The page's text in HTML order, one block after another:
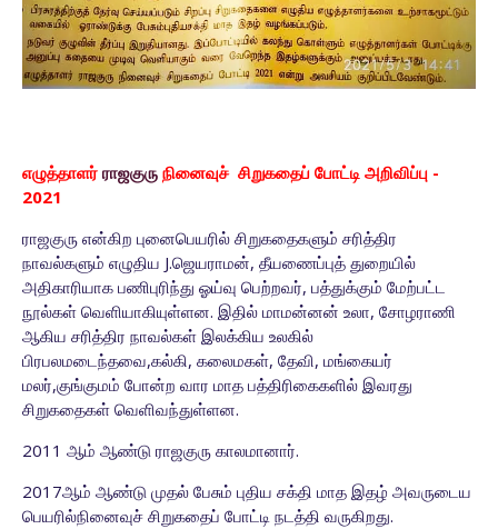
எழுத்தாளர் ராஜகுரு நினைவுச் சிறுகதைப் போட்டி அறிவிப்பு -
2021
ராஜகுரு என்கிற புனைபெயரில் சிறுகதைகளும் சரித்திர
நாவல்களும் எழுதிய J.ஜெயராமன், தீயணைப்புத் துறையில்
அதிகாரியாக பணிபுரிந்து ஓய்வு பெற்றவர், பத்துக்கும் மேற்பட்ட
நூல்கள் வெளியாகியுள்ளன. இதில் மாமன்னன் உலா, சோழராணி
ஆகிய சரித்திர நாவல்கள் இலக்கிய உலகில்
பிரபலமடைந்தவை,கல்கி, கலைமகள், தேவி, மங்கையர்
மலர்,குங்குமம் போன்ற வார மாத பத்திரிகைகளில் இவரது
சிறுகதைகள் வெளிவந்துள்ளன.
2011 ஆம் ஆண்டு ராஜகுரு காலமானார்.
2017ஆம் ஆண்டு முதல் பேசும் புதிய சக்தி மாத இதழ் அவருடைய
பெயரில்நினைவுச் சிறுகதைப் போட்டி நடத்தி வருகிறது.